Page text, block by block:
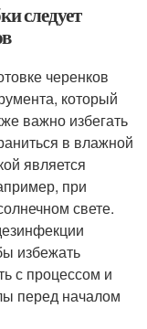
следует
черенков
который
важно избегать
в влажной
является
при
свете.
избежать
с процессом и
перед началом